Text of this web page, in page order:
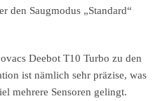
den Saugmodus „Standard“
Deebot T10 Turbo zu den
ist nämlich sehr präzise, was
mehrere Sensoren gelingt.